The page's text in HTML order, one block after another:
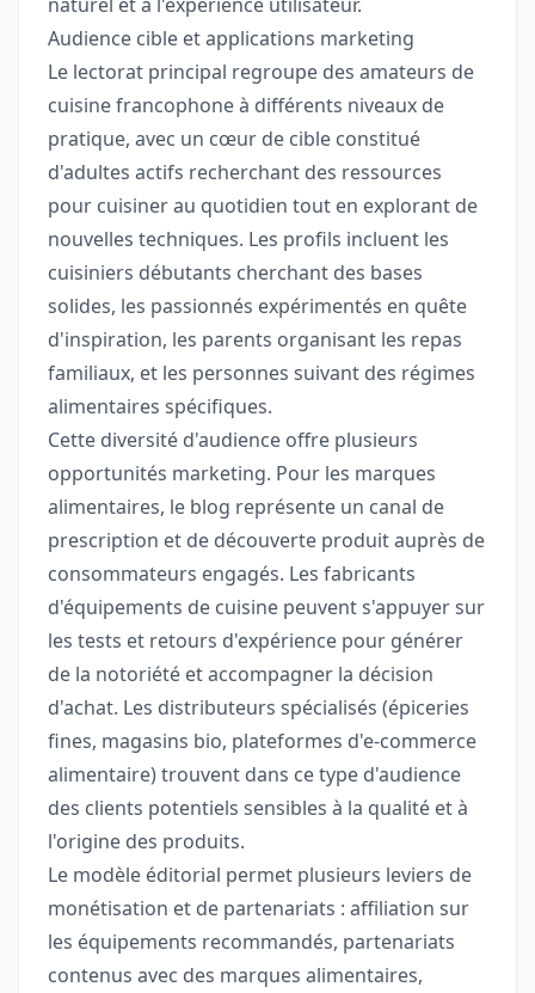
Audience cible et applications marketing
Le lectorat principal regroupe des amateurs de
cuisine francophone à différents niveaux de
pratique, avec un cœur de cible constitué
d'adultes actifs recherchant des ressources
pour cuisiner au quotidien tout en explorant de
nouvelles techniques. Les profils incluent les
cuisiniers débutants cherchant des bases
solides, les passionnés expérimentés en quête
d'inspiration, les parents organisant les repas
familiaux, et les personnes suivant des régimes
alimentaires spécifiques.
Cette diversité d'audience offre plusieurs
opportunités marketing. Pour les marques
alimentaires, le blog représente un canal de
prescription et de découverte produit auprès de
consommateurs engagés. Les fabricants
d'équipements de cuisine peuvent s'appuyer sur
les tests et retours d'expérience pour générer
de la notoriété et accompagner la décision
d'achat. Les distributeurs spécialisés (épiceries
fines, magasins bio, plateformes d'e-commerce
alimentaire) trouvent dans ce type d'audience
des clients potentiels sensibles à la qualité et à
l'origine des produits.
Le modèle éditorial permet plusieurs leviers de
monétisation et de partenariats : affiliation sur
les équipements recommandés, partenariats
contenus avec des marques alimentaires,